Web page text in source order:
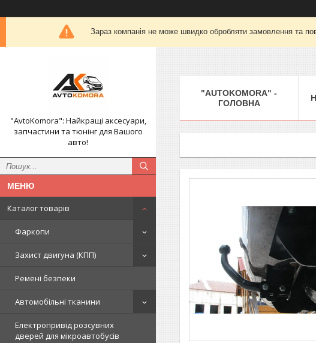
Зараз компанія не може швидко обробляти замовлення та
"AvtoKomora": Найкращі аксесуари,
запчастини та тюнінг для Вашого
авто!
Каталог товарів
Фаркопи
Захист двигуна (КПП)
Ремені безпеки
Автомобільні тканини
Електропривід розсувних
дверей для мікроавтобусів
"AUTOKOMORA" -
ГОЛОВНА